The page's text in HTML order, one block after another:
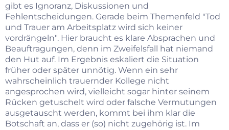
gibt es Ignoranz, Diskussionen und
Fehlentscheidungen. Gerade beim Themenfeld "Tod
und Trauer am Arbeitsplatz wird sich keiner
vordrängeln". Hier braucht es klare Absprachen und
Beauftragungen, denn im Zweifelsfall hat niemand
den Hut auf. Im Ergebnis eskaliert die Situation
früher oder später unnötig. Wenn ein sehr
wahrscheinlich trauernder Kollege nicht
angesprochen wird, vielleicht sogar hinter seinem
Rücken getuschelt wird oder falsche Vermutungen
ausgetauscht werden, kommt bei ihm klar die
Botschaft an, dass er (so) nicht zugehörig ist. Im